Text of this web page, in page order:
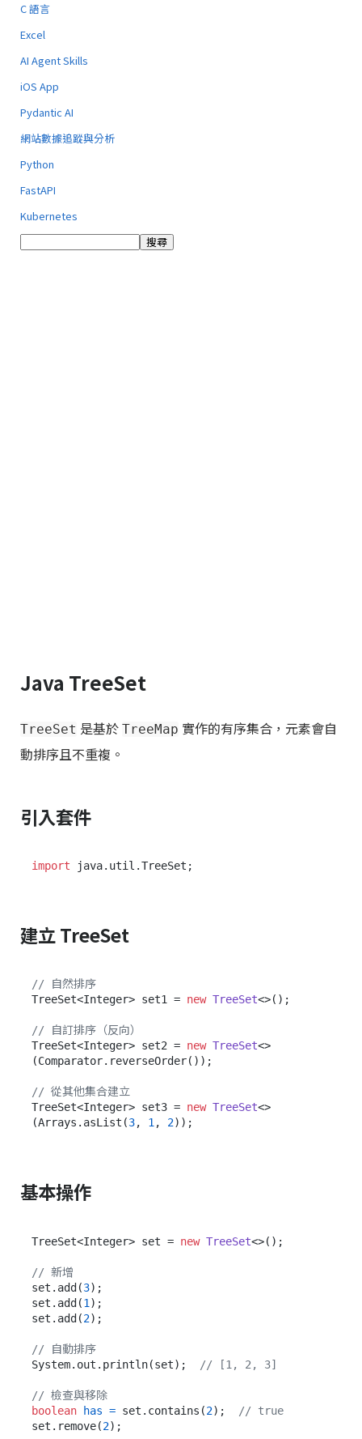
C 語言
Excel
AI Agent Skills
iOS App
Pydantic AI
網站數據追蹤與分析
Python
FastAPI
Kubernetes
Java TreeSet
TreeSet 是基於 TreeMap 實作的有序集合，元素會自
動排序且不重複。
引入套件
import
建立 TreeSet
// 自然排序
TreeSet<Integer> set1 = new TreeSet<>();
// 自訂排序（反向）
TreeSet<Integer> set2 = new TreeSet<>
(Comparator.reverseOrder());
// 從其他集合建立
TreeSet<Integer> set3 = new TreeSet<>
(Arrays.asList(3, 1, 2
基本操作
TreeSet<Integer> set = new TreeSet<>();
// 新增
set.add(3);
set.add(1 );
set.add(2);
// 自動排序
System.out.println(set);
// [1, 2, 3]
// 檢查與移除
boolean has = set.contains(2);
// true
set.remove(2